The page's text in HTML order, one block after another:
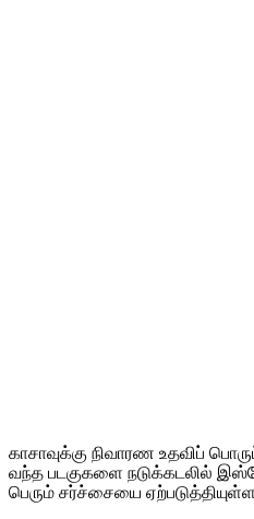
காசாவுக்கு நிவாரண உதவிப்
வந்த படகுகளை நடுக்கடலில்
பெரும் சர்ச்சையை